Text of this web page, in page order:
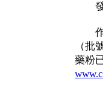
發
作
（批
藥粉